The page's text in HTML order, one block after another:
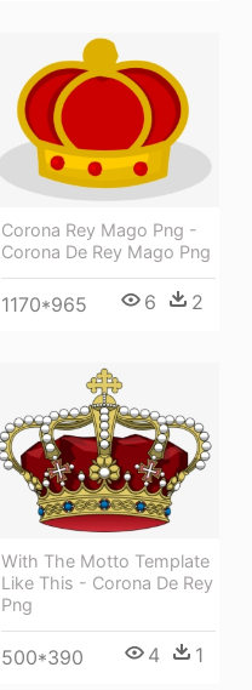
Corona Rey Mago Png -
Corona De Rey Mago Png
1170*965 6 2
With The Motto Template
Like This - Corona De Rey
Png
500*390 4 1